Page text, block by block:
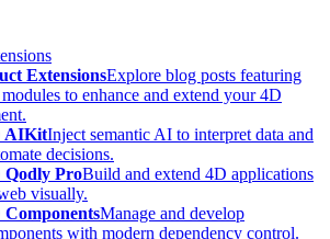
ExtensionsExplore blog posts featuring
to enhance and extend your 4D
AIKitInject semantic AI to interpret data and
decisions.
Qodly ProBuild and extend 4D applications
visually.
ComponentsManage and develop
with modern dependency control.